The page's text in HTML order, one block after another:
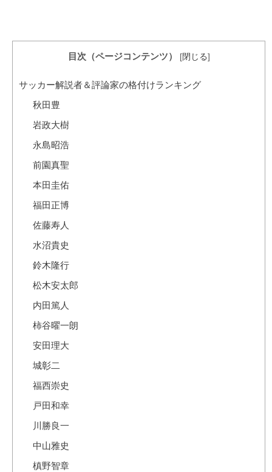
目次（ページコンテンツ） [閉じる]
サッカー解説者＆評論家の格付けランキング
秋田豊
岩政大樹
永島昭浩
前園真聖
本田圭佑
福田正博
佐藤寿人
水沼貴史
鈴木隆行
松木安太郎
内田篤人
柿谷曜一朗
安田理大
城彰二
福西崇史
戸田和幸
川勝良一
中山雅史
槙野智章